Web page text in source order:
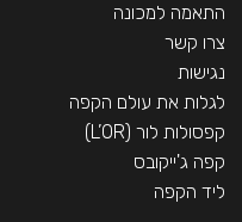
התאמה למכונה
צרו קשר
נגישות
לגלות את עולם הקפה
קפסולות לור (L’OR)
קפה ג'ייקובס
ליד הקפה